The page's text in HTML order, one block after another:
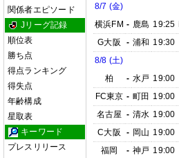
関係者エピソード
Jリーグ記録
順位表
勝ち点
得点ランキング
得失点
年齢構成
星取表
キーワード
プレスリリース
8/7 (金)
横浜FM - 鹿島 19:25
G大阪
- 浦和 19:30
8/8 (土)
柏
- 水戸 19:00
FC東京 - 町田 19:00
名古屋 - 清水 19:00
C大阪
- 岡山 19:00
福岡
- 神戸 19:00